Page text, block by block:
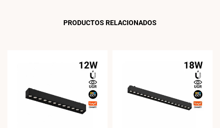
PRODUCTOS RELACIONADOS